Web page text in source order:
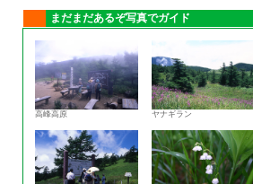
まだまだあるぞ写真でガイド
高峰高原 ヤナギラン